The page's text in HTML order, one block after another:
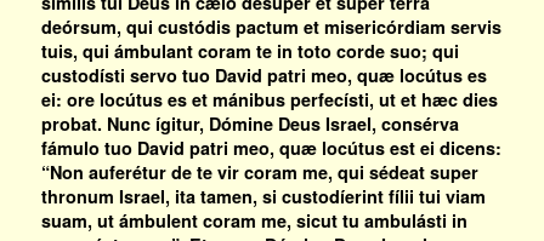
deórsum, qui custódis pactum et misericórdiam servis
tuis, qui ámbulant coram te in toto corde suo; qui
custodísti servo tuo David patri meo, quæ locútus es
ei: ore locútus es et mánibus perfecísti, ut et hæc dies
probat. Nunc ígitur, Dómine Deus Israel, consérva
fámulo tuo David patri meo, quæ locútus est ei dicens:
“Non auferétur de te vir coram me, qui sédeat super
thronum Israel, ita tamen, si custodíerint fílii tui viam
suam, ut ámbulent coram me, sicut tu ambulásti in